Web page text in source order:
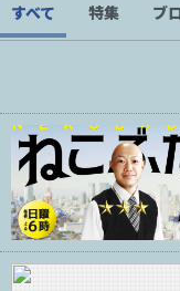
すべて 特集 ブ